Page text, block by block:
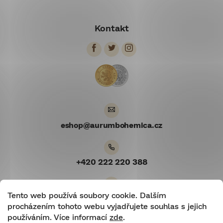
Tento web používá soubory cookie. Dalším
procházením tohoto webu vyjadřujete souhlas s jejich
používáním. Více informací zde.
Kontakt
eshop@aurumbohemica.cz
+420 222 220 388
Youtube